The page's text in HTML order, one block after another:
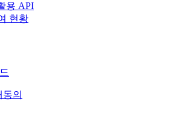
용 API
현황
의